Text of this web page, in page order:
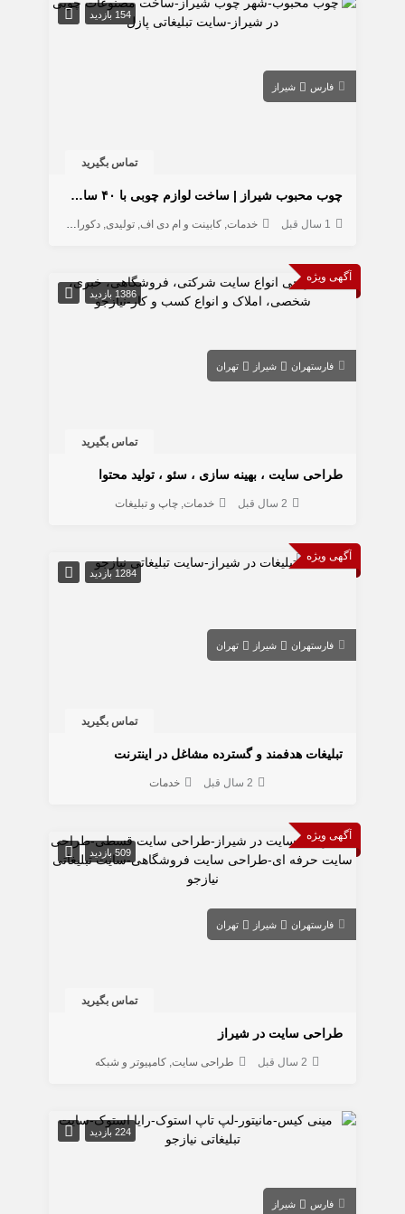
154 بازدید
فارس شیراز
تماس بگیرید
چوب محبوب شیراز | ساخت لوازم چوبی با ۴۰ سال تجربه استادکار دهقانی
1 سال قبل خدمات کابینت و ام دی اف تولیدی دکوراسیون
آگهی ویژه
1386 بازدید
فارستهران شیراز تهران
تماس بگیرید
طراحی سایت ، بهینه سازی ، سئو ، تولید محتوا
2 سال قبل خدمات چاپ و تبلیغات
آگهی ویژه
1284 بازدید
فارستهران شیراز تهران
تماس بگیرید
تبلیغات هدفمند و گسترده مشاغل در اینترنت
2 سال قبل خدمات
آگهی ویژه
509 بازدید
فارستهران شیراز تهران
تماس بگیرید
طراحی سایت در شیراز
2 سال قبل طراحی سایت کامپیوتر و شبکه
224 بازدید
فارس شیراز